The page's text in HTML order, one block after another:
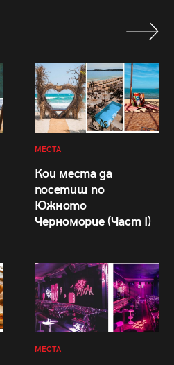
МЕСТА
Кои места да
посетиш по
Южното
Черноморие (Част I)
МЕСТА